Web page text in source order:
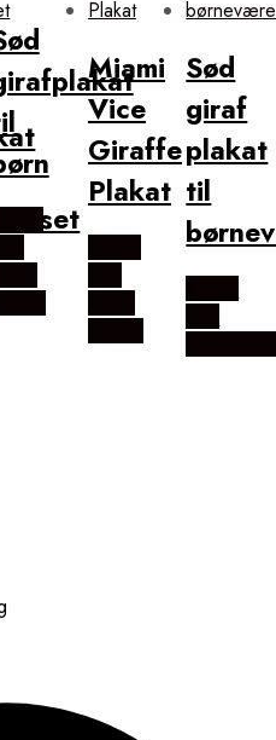
Miami
Vice
Giraffe
Plakat
Sød
giraf
plakat
til